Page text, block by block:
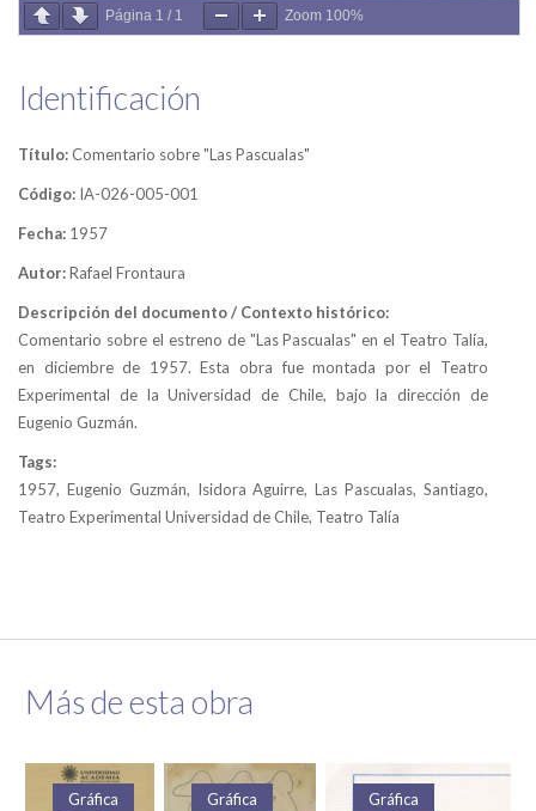
Página 1 / 1 Zoom 100%
Identificación
Título:Comentario sobre "Las Pascualas"
Código: IA-026-005-001
Fecha: 1957
Autor:Rafael Frontaura
Descripción del documento / Contexto histórico:
Comentario sobre el estreno de "Las Pascualas" en el Teatro Talía,
en diciembre de 1957. Esta obra fue montada por el Teatro
Experimental de la Universidad de Chile, bajo la dirección de
Eugenio Guzmán.
Tags:
1957, Eugenio Guzmán, Isidora Aguirre, Las Pascualas, Santiago,
Teatro Experimental Universidad de Chile, Teatro Talía
Más de esta obra
Gráfica Gráfica Gráfica